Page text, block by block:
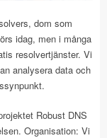
dom som
idag, men i många
resolvertjänster. Vi
analysera data och
Robust DNS
Organisation: Vi